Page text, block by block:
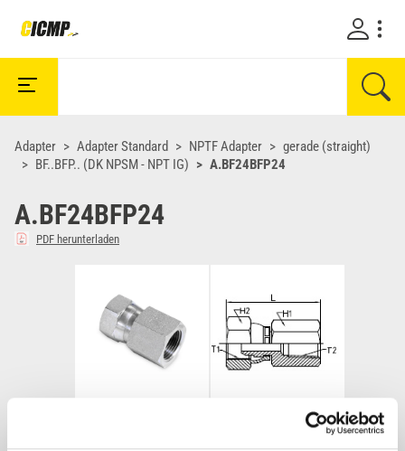
Adapter Adapter Standard NPTF Adapter
gerade (straight)
BF..BFP.. (DK NPSM - NPT IG)
A.BF24BFP24
A.BF24BFP24
PDF herunterladen